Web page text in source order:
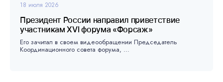
18 июля 2026
Президент России направил приветствие
участникам XVI форума «Форсаж»
Его зачитал в своем видеообращении Председатель
Координационного совета форума, ...